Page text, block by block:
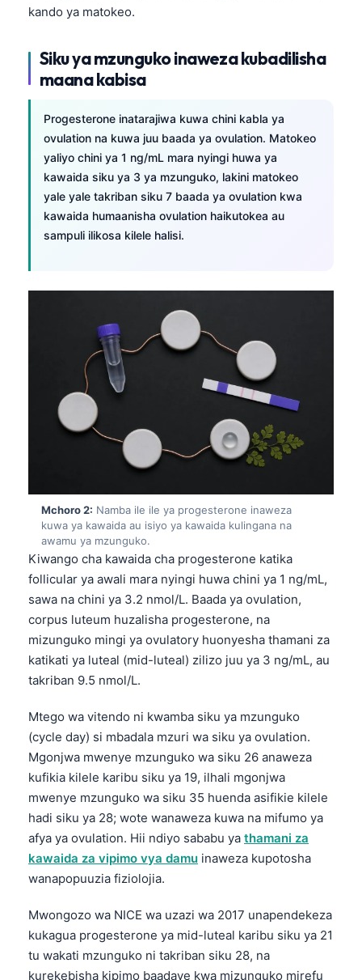
kando ya matokeo.
Siku ya mzunguko inaweza kubadilisha
maana kabisa
Progesterone inatarajiwa kuwa chini kabla ya
ovulation na kuwa juu baada ya ovulation. Matokeo
yaliyo chini ya 1 ng/mL mara nyingi huwa ya
kawaida siku ya 3 ya mzunguko, lakini matokeo
yale yale takriban siku 7 baada ya ovulation kwa
kawaida humaanisha ovulation haikutokea au
sampuli ilikosa kilele halisi.
Mchoro 2: Namba ile ile ya progesterone inaweza
kuwa ya kawaida au isiyo ya kawaida kulingana na
awamu ya mzunguko.
Kiwango cha kawaida cha progesterone katika
follicular ya awali mara nyingi huwa chini ya 1 ng/mL,
sawa na chini ya 3.2 nmol/L. Baada ya ovulation,
corpus luteum huzalisha progesterone, na
mizunguko mingi ya ovulatory huonyesha thamani za
katikati ya luteal (mid-luteal) zilizo juu ya 3 ng/mL, au
takriban 9.5 nmol/L.
Mtego wa vitendo ni kwamba siku ya mzunguko
(cycle day) si mbadala mzuri wa siku ya ovulation.
Mgonjwa mwenye mzunguko wa siku 26 anaweza
kufikia kilele karibu siku ya 19, ilhali mgonjwa
mwenye mzunguko wa siku 35 huenda asifikie kilele
hadi siku ya 28; wote wanaweza kuwa na mifumo ya
afya ya ovulation. Hii ndiyo sababu ya thamani za
kawaida za vipimo vya damu inaweza kupotosha
wanapopuuzia fiziolojia.
Mwongozo wa NICE wa uzazi wa 2017 unapendekeza
kukagua progesterone ya mid-luteal karibu siku ya 21
tu wakati mzunguko ni takriban siku 28, na
kurekebisha kipimo baadaye kwa mizunguko mirefu